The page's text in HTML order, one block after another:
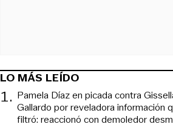
LO MÁS LEÍDO
1. Pamela Díaz en picada contra
Gallardo por reveladora información
filtró: reaccionó con demoledor